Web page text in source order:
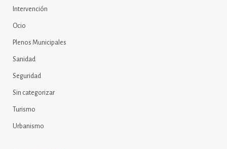
Intervención
Ocio
Plenos Municipales
Sanidad
Seguridad
Sin categorizar
Turismo
Urbanismo